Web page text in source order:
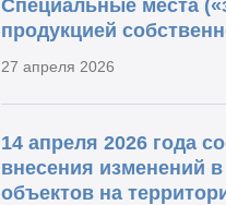
Специальные места
продукцией
27 апреля 2026
14 апреля 2026 года
внесения изменений
объектов на